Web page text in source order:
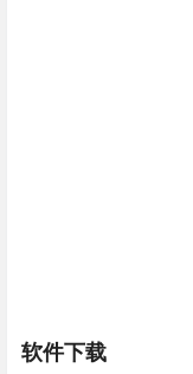
软件下载